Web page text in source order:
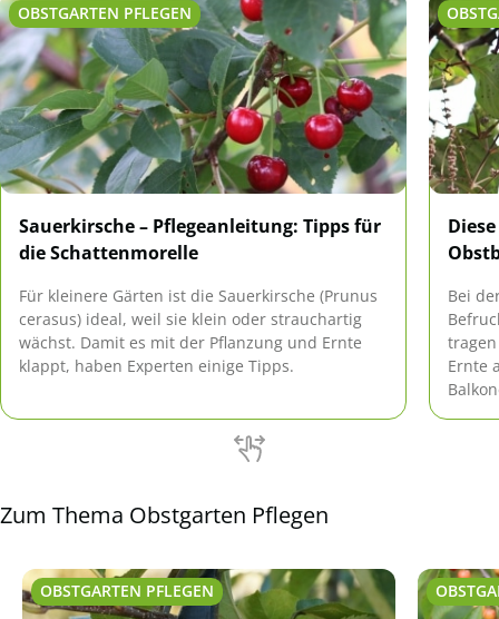
OBSTGARTEN PFLEGEN
Sauerkirsche – Pflegeanleitung: Tipps für
die Schattenmorelle
Für kleinere Gärten ist die Sauerkirsche (Prunus
cerasus) ideal, weil sie klein oder strauchartig
wächst. Damit es mit der Pflanzung und Ernte
klappt, haben Experten einige Tipps.
Bei
Ernte
Zum Thema Obstgarten Pflegen
OBSTGARTEN PFLEGEN